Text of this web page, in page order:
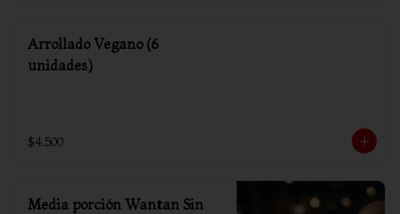
Arrollado Vegano (6
unidades)
$4.500
Media porción Wantan Sin